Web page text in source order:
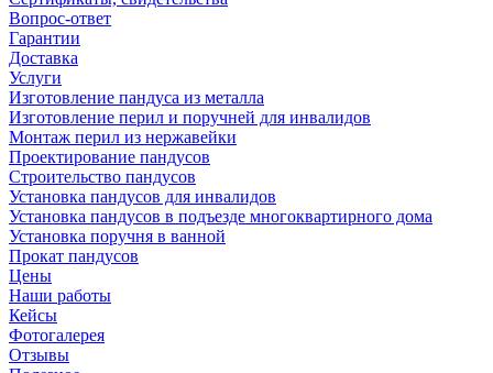
Вопрос-ответ
Гарантии
Доставка
Услуги
Изготовление пандуса из металла
Изготовление перил и поручней для инвалидов
Монтаж перил из нержавейки
Проектирование пандусов
Строительство пандусов
Установка пандусов для инвалидов
Установка пандусов в подъезде многоквартирного дома
Установка поручня в ванной
Прокат пандусов
Цены
Наши работы
Кейсы
Фотогалерея
Отзывы